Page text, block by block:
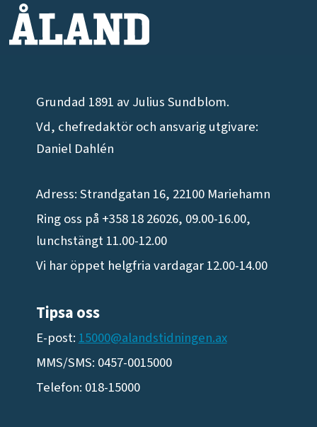
Grundad 1891 av Julius Sundblom.
Vd, chefredaktör och ansvarig utgivare:
Daniel Dahlén
Adress: Strandgatan 16, 22100 Mariehamn
Ring oss på +358 18 26026, 09.00-16.00,
lunchstängt 11.00-12.00
Vi har öppet helgfria vardagar 12.00-14.00
Tipsa oss
E-post:15000@alandstidningen.ax
MMS/SMS: 0457-0015000
Telefon: 018-15000